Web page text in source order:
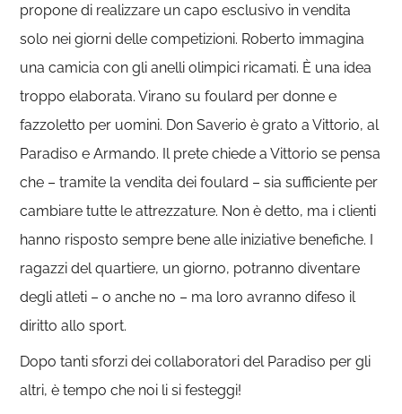
propone di realizzare un capo esclusivo in vendita
solo nei giorni delle competizioni. Roberto immagina
una camicia con gli anelli olimpici ricamati. È una idea
troppo elaborata. Virano su foulard per donne e
fazzoletto per uomini. Don Saverio è grato a Vittorio, al
Paradiso e Armando. Il prete chiede a Vittorio se pensa
che – tramite la vendita dei foulard – sia sufficiente per
cambiare tutte le attrezzature. Non è detto, ma i clienti
hanno risposto sempre bene alle iniziative benefiche. I
ragazzi del quartiere, un giorno, potranno diventare
degli atleti – o anche no – ma loro avranno difeso il
diritto allo sport.
Dopo tanti sforzi dei collaboratori del Paradiso per gli
altri, è tempo che noi li si festeggi!